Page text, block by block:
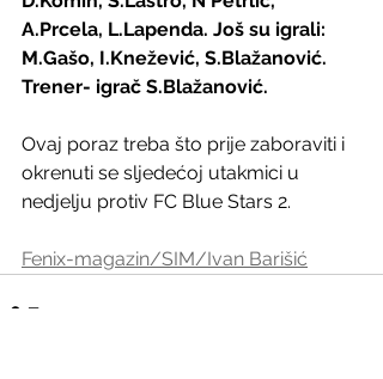
A.Prcela, L.Lapenda. Još su igrali:
M.Gašo, I.Knežević, S.Blažanović.
Trener- igrač S.Blažanović.
Ovaj poraz treba što prije zaboraviti i
okrenuti se sljedećoj utakmici u
nedjelju protiv FC Blue Stars 2.
Fenix-magazin/SIM/Ivan Barišić